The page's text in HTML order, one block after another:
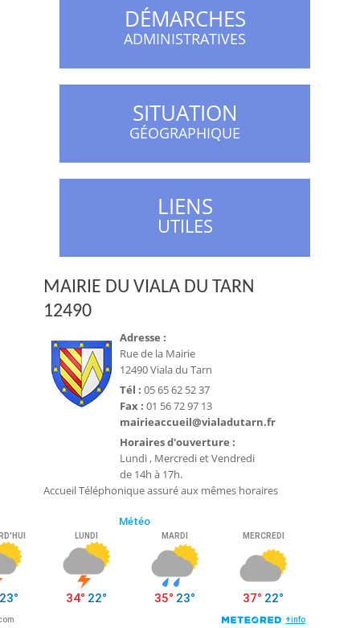
DÉMARCHES
ADMINISTRATIVES
SITUATION
GÉOGRAPHIQUE
LIENS
UTILES
MAIRIE DU VIALA DU TARN
12490
Adresse :
Rue de la Mairie
12490 Viala du Tarn
Tél : 05 65 62 52 37
Fax : 01 56 72 97 13
mairieaccueil@vialadutarn.fr
Horaires d'ouverture :
Lundi , Mercredi et Vendredi
de 14h à 17h.
Accueil Téléphonique assuré aux mêmes horaires